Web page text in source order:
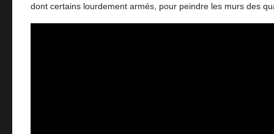
dont certains lourdement armés, pour peindre les murs des